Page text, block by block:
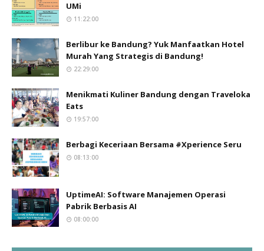
UMi
11:22:00
Berlibur ke Bandung? Yuk Manfaatkan Hotel
Murah Yang Strategis di Bandung!
22:29:00
Menikmati Kuliner Bandung dengan Traveloka
Eats
19:57:00
Berbagi Keceriaan Bersama #Xperience Seru
08:13:00
UptimeAI: Software Manajemen Operasi
Pabrik Berbasis AI
08:00:00